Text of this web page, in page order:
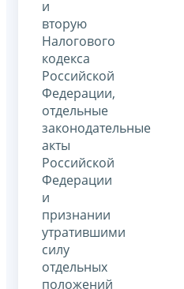
и
вторую
Налогового
кодекса
Российской
Федерации,
отдельные
законодательные
акты
Российской
Федерации
и
признании
утратившими
силу
отдельных
положений